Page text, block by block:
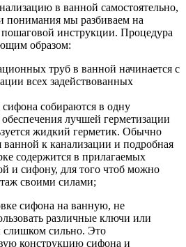
в ванной самостоятельно,
понимания мы разбиваем на
инструкции. Процедура
образом:
труб в ванной начинается с
всех задействованных
сифона собираются в одну
лучшей герметизации
жидкий герметик. Обычно
к канализации и подробная
содержится в прилагаемых
и сифону, для того чтоб можно
своими силами;
сифона на ванную, не
различные ключи или
слишком сильно. Это
конструкцию сифона и